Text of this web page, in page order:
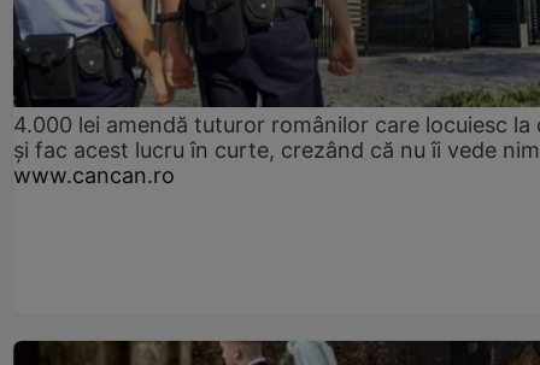
4.000 lei amendă tuturor românilor care locuiesc la
și fac acest lucru în curte, crezând că nu îi vede
www.cancan.ro